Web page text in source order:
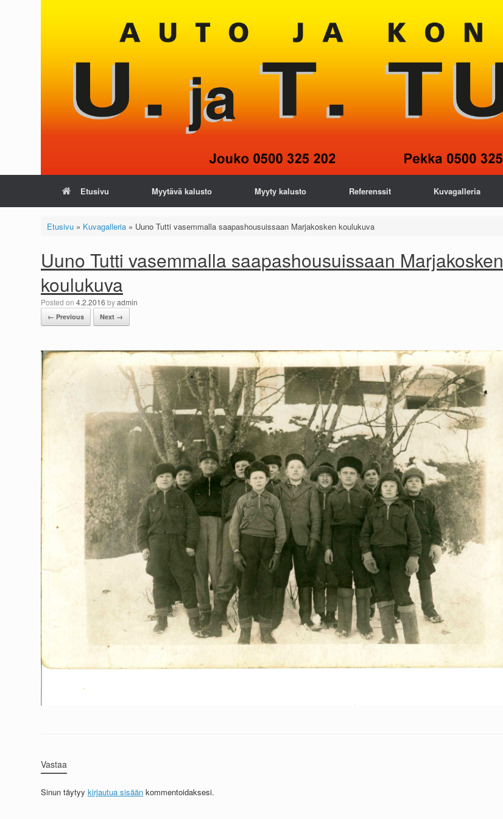
Etusivu Myytävä kalusto Myyty kalusto Referenssit Kuvagalleria
Etusivu» Kuvagalleria» Uuno Tutti vasemmalla saapashousuissaan Marjakosken koulukuva
Uuno Tutti vasemmalla saapashousuissaan Marjakosken
koulukuva
Posted on 4.2.2016 byadmin
← Previous Next →
Vastaa
Sinun täytyy kirjautua sisään kommentoidaksesi.